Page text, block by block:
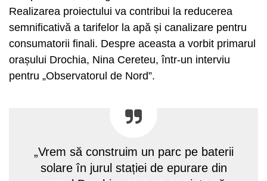
Realizarea proiectului va contribui la reducerea
semnificativă a tarifelor la apă și canalizare pentru
consumatorii finali. Despre aceasta a vorbit primarul
orașului Drochia, Nina Cereteu, într-un interviu
pentru „Observatorul de Nord”.
„Vrem să construim un parc pe baterii
solare în jurul stației de epurare din